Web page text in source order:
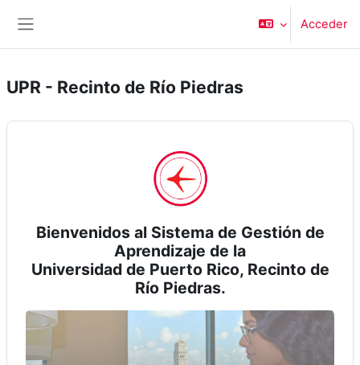
Acceder
UPR - Recinto de Río Piedras
Bienvenidos al Sistema de Gestión de
Aprendizaje de la
Universidad de Puerto Rico, Recinto de
Río Piedras.